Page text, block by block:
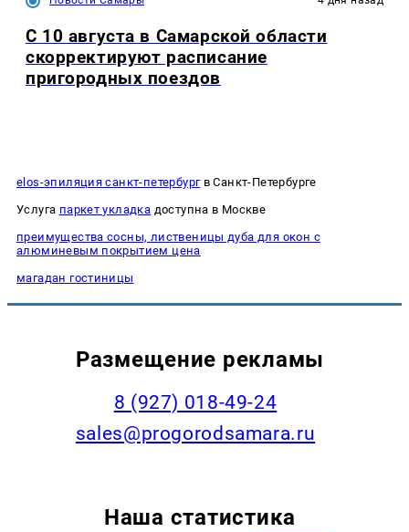
С 10 августа в Самарской области
скорректируют расписание
пригородных поездов
elos-эпиляция санкт-петербургв Санкт-Петербурге
Услуга паркет укладка доступна в Москве
преимущества сосны, лиственицы дуба для окон с
алюминевым покрытием цена
магадан гостиницы
Размещение рекламы
8 (927) 018-49-24
sales@progorodsamara.ru
Наша статистика